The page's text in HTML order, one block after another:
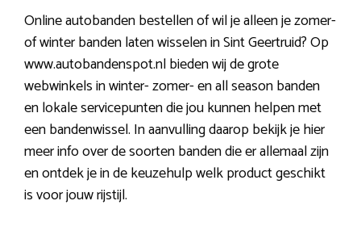
Online autobanden bestellen of wil je alleen je zomer-
of winter banden laten wisselen in Sint Geertruid? Op
www.autobandenspot.nl bieden wij de grote
webwinkels in winter- zomer- en all season banden
en lokale servicepunten die jou kunnen helpen met
een bandenwissel. In aanvulling daarop bekijk je hier
meer info over de soorten banden die er allemaal zijn
en ontdek je in de keuzehulp welk product geschikt
is voor jouw rijstijl.